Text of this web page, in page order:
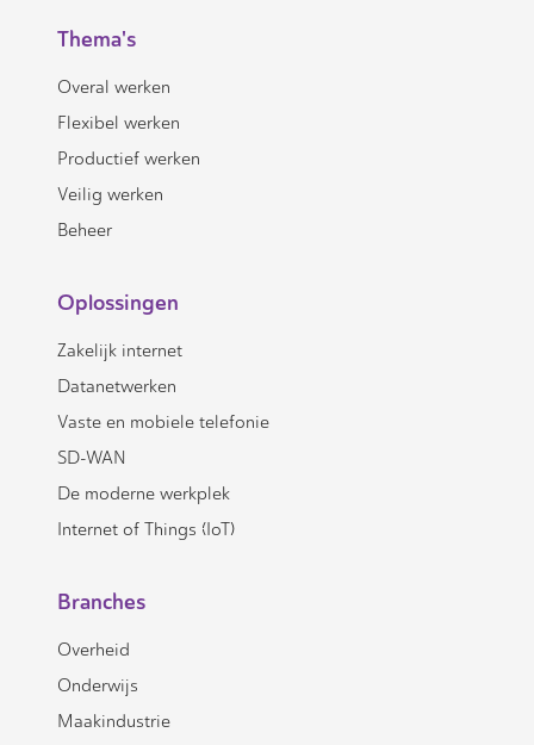
Thema's
Overal werken
Flexibel werken
Productief werken
Veilig werken
Beheer
Oplossingen
Zakelijk internet
Datanetwerken
Vaste en mobiele telefonie
SD-WAN
De moderne werkplek
Internet of Things (IoT)
Branches
Overheid
Onderwijs
Maakindustrie